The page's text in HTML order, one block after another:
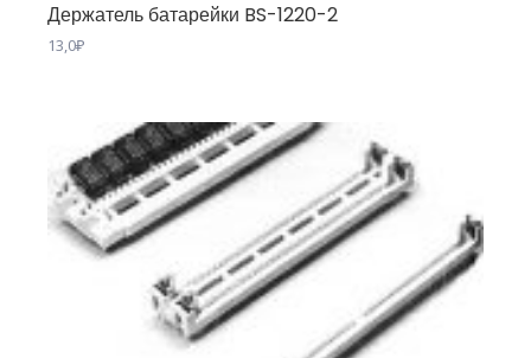
Держатель батарейки BS-1220-2
13,0₽